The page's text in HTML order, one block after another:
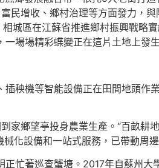
民增收、鄉村治理等方面發力，
城區在江蘇省推進鄉村振興戰略
場場精彩蝶變正在這片土地上發
插秧機等智能設備正在田間地頭作
家鄉望亭投身農業生產。“百畝耕
化設備和一站式服務，已帶動周
正忙著巡查蟹塘。2017年自蘇州大